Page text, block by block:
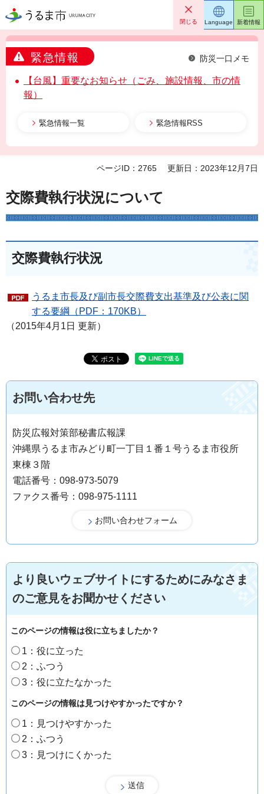
うるま市 閉じる
緊急情報 防災一口メモ
【台風】重要なお知らせ（ごみ、施設情報、市の情
報）
緊急情報一覧 緊急情報RSS
Language 新着情報
ページID：2765 更新日：2023年12月7日
交際費執行状況について
交際費執行状況
うるま市長及び副市長交際費支出基準及び公表に関
する要綱（PDF：170KB）
（2015年4月1日 更新）
お問い合わせ先
防災広報対策部秘書広報課
沖縄県うるま市みどり町一丁目１番１号うるま市役所
東棟３階
電話番号：098-973-5079
ファクス番号：098-975-1111
より良いウェブサイトにするためにみなさま
のご意見をお聞かせください
このページの情報は役に立ちましたか？
1：役に立った
2：ふつう
3：役に立たなかった
このページの情報は見つけやすかったですか？
1：見つけやすかった
2：ふつう
3：見つけにくかった